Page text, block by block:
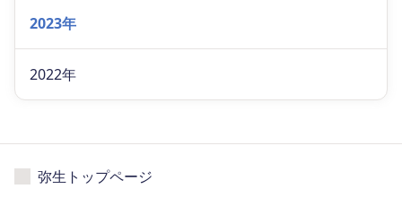
2023年
2022年
弥生トップページ